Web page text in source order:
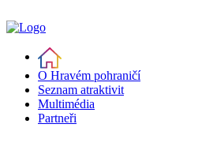
O Hravém pohraničí
Seznam atraktivit
Multimédia
Partneři